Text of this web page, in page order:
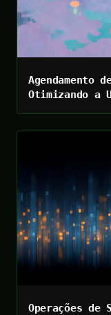
Agendamento
Otimizando
Operações